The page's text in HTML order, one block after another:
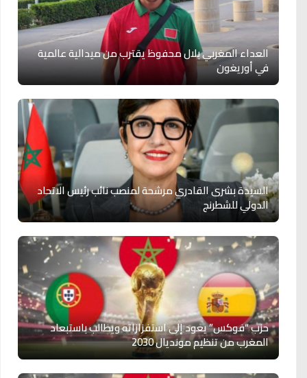
العداء المغربي بلال محفوظ يقترب من ميدالية عالمية
في أوريغون
السيدة بشرى القادري مرشحة لمنصب نائب رئيس الاتحاد
الدولي للشطرنج
حزب “فوكس” يعود إلى استفزازاته ويطالب باستبعاد
المغرب من تنظيم مونديال 2030